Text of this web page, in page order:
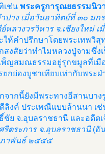
เช่น พระครูการุณยธรรมนิว
ำปาง เมื่อวันอาทิตย์ที่ ๓๐ ม
ย์หลวงวรวิหาร จ.เชียงให
ให้คำปรึกษาโดยพระเทพวิ
สงสัยว่าทำไมหลวงปู่จามซึ่ง
พ็ญสมณธรรมอยู่รุกขมูลที่เมื
ยกย่องบูชาเทียบเท่ากับพระฝ่
จากนี้ยังมีพระทางอีสานบา
ลิงค์ ประเพณีแบบล้านนา เ
ชัย จ.อุบลราชธานี และอดีต
รีตระการ จ.อุบลราชธานี(อั
าพันธ์ ๒๕๕๕